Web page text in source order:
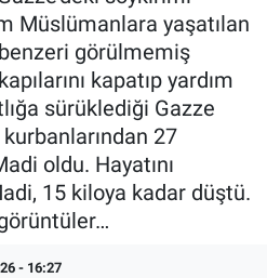
Müslümanlara yaşatılan
görülmemiş
kapatıp yardım
sürüklediği Gazze
27
oldu. Hayatını
15 kiloya kadar düştü.
- 16:27